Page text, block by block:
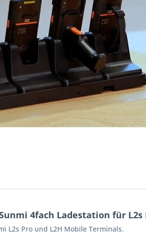
4fach Ladestation für L2s
L2s Pro und L2H Mobile Terminals.